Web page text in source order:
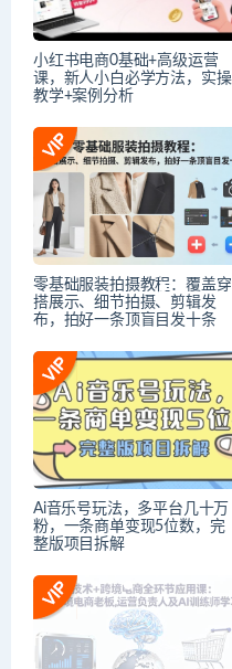
小红书电商0基础+高级运营
课，新人小白必学方法，实操
教学+案例分析
零基础服装拍摄教程：覆盖穿
搭展示、细节拍摄、剪辑发
布，拍好一条顶盲目发十条
Ai音乐号玩法，多平台几十万
粉，一条商单变现5位数，完
整版项目拆解